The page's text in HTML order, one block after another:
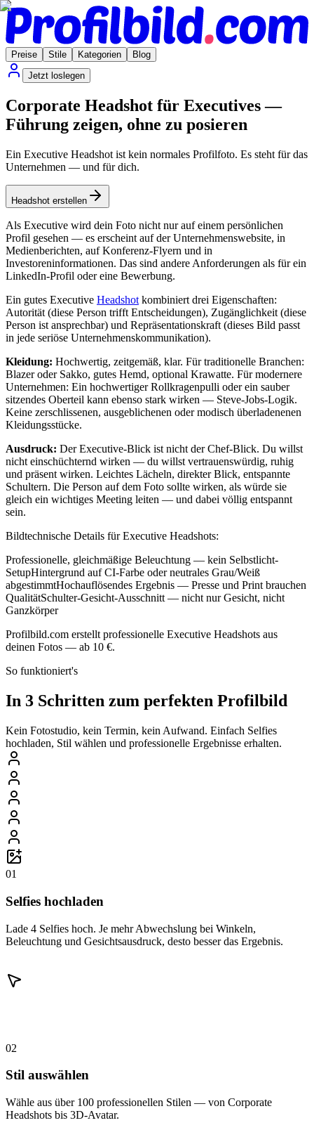
Preise Stile Kategorien
Blog
Jetzt loslegen
Corporate Headshot für Executives —
Führung zeigen, ohne zu posieren
Ein Executive Headshot ist kein normales Profilfoto. Es steht für das
Unternehmen — und für dich.
Headshot erstellen
Als Executive wird dein Foto nicht nur auf einem persönlichen
Profil gesehen — es erscheint auf der Unternehmenswebsite, in
Medienberichten, auf Konferenz-Flyern und in
Investoreninformationen. Das sind andere Anforderungen als für ein
LinkedIn-Profil oder eine Bewerbung.
Ein gutes Executive Headshot kombiniert drei Eigenschaften:
Autorität (diese Person trifft Entscheidungen), Zugänglichkeit (diese
Person ist ansprechbar) und Repräsentationskraft (dieses Bild passt
in jede seriöse Unternehmenskommunikation).
Kleidung: Hochwertig, zeitgemäß, klar. Für traditionelle Branchen:
Blazer oder Sakko, gutes Hemd, optional Krawatte. Für modernere
Unternehmen: Ein hochwertiger Rollkragenpulli oder ein sauber
sitzendes Oberteil kann ebenso stark wirken — Steve-Jobs-Logik.
Keine zerschlissenen, ausgeblichenen oder modisch überladenenen
Kleidungsstücke.
Ausdruck: Der Executive-Blick ist nicht der Chef-Blick. Du willst
nicht einschüchternd wirken — du willst vertrauenswürdig, ruhig
und präsent wirken. Leichtes Lächeln, direkter Blick, entspannte
Schultern. Die Person auf dem Foto sollte wirken, als würde sie
gleich ein wichtiges Meeting leiten — und dabei völlig entspannt
sein.
Bildtechnische Details für Executive Headshots:
Professionelle, gleichmäßige Beleuchtung — kein Selbstlicht-
SetupHintergrund auf CI-Farbe oder neutrales Grau/Weiß
abgestimmtHochauflösendes Ergebnis — Presse und Print brauchen
QualitätSchulter-Gesicht-Ausschnitt — nicht nur Gesicht, nicht
Ganzkörper
Profilbild.com erstellt professionelle Executive Headshots aus
deinen Fotos — ab 10 €.
So funktioniert's
In 3 Schritten zum perfekten Profilbild
Kein Fotostudio, kein Termin, kein Aufwand. Einfach Selfies
hochladen, Stil wählen und professionelle Ergebnisse erhalten.
01
Selfies hochladen
Lade 4 Selfies hoch. Je mehr Abwechslung bei Winkeln,
Beleuchtung und Gesichtsausdruck, desto besser das Ergebnis.
02
Stil auswählen
Wähle aus über 100 professionellen Stilen — von Corporate
Headshots bis 3D-Avatar.